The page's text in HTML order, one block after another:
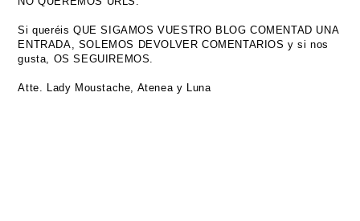
Si queréis QUE SIGAMOS VUESTRO BLOG COMENTAD UNA
ENTRADA, SOLEMOS DEVOLVER COMENTARIOS y si nos
gusta, OS SEGUIREMOS.
Atte. Lady Moustache, Atenea y Luna